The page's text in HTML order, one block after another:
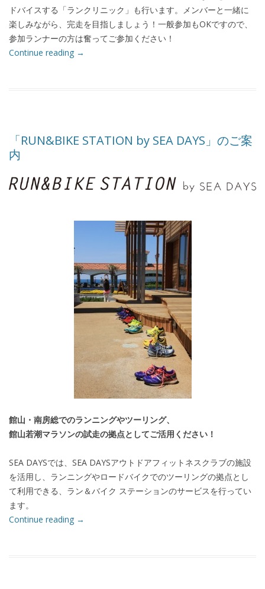
ドバイスする「ランクリニック」も行います。メンバーと一緒に
楽しみながら、完走を目指しましょう！一般参加もOKですので、
参加ランナーの方は奮ってご参加ください！
Continue reading →
「RUN&BIKE STATION by SEA DAYS」のご案
内
館山・南房総でのランニングやツーリング、
館山若潮マラソンの試走の拠点としてご活用ください！
SEA DAYSでは、SEA DAYSアウトドアフィットネスクラブの施設
を活用し、ランニングやロードバイクでのツーリングの拠点とし
て利用できる、ラン＆バイク ステーションのサービスを行ってい
ます。
Continue reading →